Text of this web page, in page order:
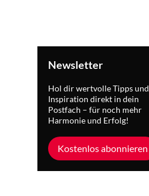
Newsletter
Hol dir wertvolle Tipps und
Inspiration direkt in dein
Postfach – für noch mehr
Harmonie und Erfolg!
Kostenlos abonnieren